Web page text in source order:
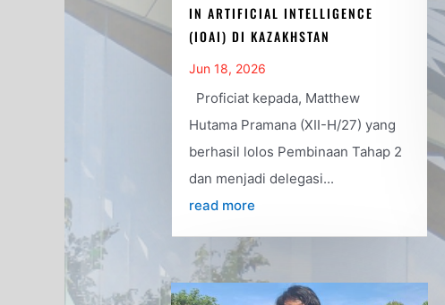
IN ARTIFICIAL INTELLIGENCE
(IOAI) DI KAZAKHSTAN
Jun 18, 2026
Proficiat kepada, Matthew
Hutama Pramana (XII-H/27) yang
berhasil lolos Pembinaan Tahap 2
dan menjadi delegasi...
read more